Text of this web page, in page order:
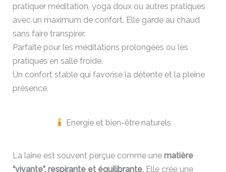
pratiquer méditation, yoga doux ou autres pratiques
avec un maximum de confort. Elle garde au chaud
sans faire transpirer.
Parfaite pour les méditations prolongées ou les
pratiques en salle froide.
Un confort stable qui favorise la détente et la pleine
présence.
Energie et bien-être naturels
La laine est souvent perçue comme une matière
“vivante”, respirante et équilibrante. Elle crée une